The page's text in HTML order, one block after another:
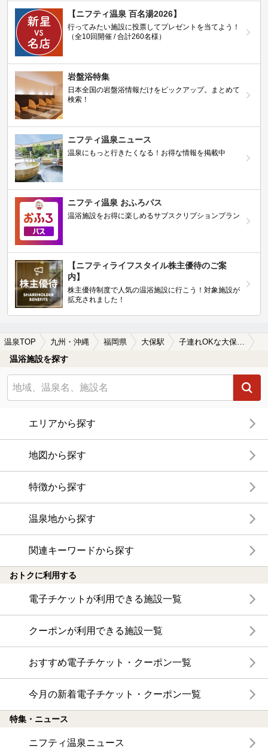
【ニフティ温泉 百名湯2026】
行ってみたい施設に投票してプレゼントを当てよう！
（全10回開催 / 合計260名様）
岩盤浴特集
日本全国の岩盤浴情報だけをピックアップ。まとめて
検索！
ニフティ温泉ニュース
温泉にもっと行きたくなる！お得な情報を掲載中
ニフティ温泉 おふろパス
温浴施設をお得に楽しめるサブスクリプションプラン
【ニフティライフスタイル株主優待のご案
内】
株主優待制度で人気の温浴施設に行こう！対象施設が
拡充されました！
温泉TOP 九州・沖縄 福岡県 大保駅 子連れOKな大保駅近くの温泉、日帰り温泉、スーパー銭湯おすすめ
温浴施設を探す
エリアから探す
地図から探す
特徴から探す
温泉地から探す
関連キーワードから探す
おトクに利用する
電子チケットが利用できる施設一覧
クーポンが利用できる施設一覧
おすすめ電子チケット・クーポン一覧
今月の新着電子チケット・クーポン一覧
特集・ニュース
ニフティ温泉ニュース